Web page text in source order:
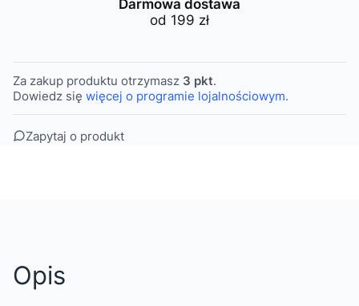
Darmowa dostawa
od 199 zł
Za zakup produktu otrzymasz 3 pkt.
Dowiedz się więcej o programie lojalnościowym.
Zapytaj o produkt
Opis